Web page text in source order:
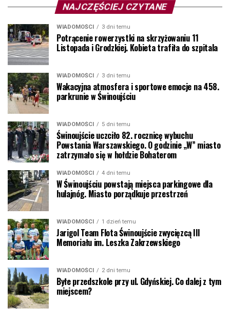
NAJCZĘŚCIEJ CZYTANE
WIADOMOŚCI 3 dni temu
Potrącenie rowerzystki na skrzyżowaniu 11
Listopada i Grodzkiej. Kobieta trafiła do szpitala
WIADOMOŚCI 3 dni temu
Wakacyjna atmosfera i sportowe emocje na 458.
parkrunie w Świnoujściu
WIADOMOŚCI 5 dni temu
Świnoujście uczciło 82. rocznicę wybuchu
Powstania Warszawskiego. O godzinie „W” miasto
zatrzymało się w hołdzie Bohaterom
WIADOMOŚCI 4 dni temu
W Świnoujściu powstają miejsca parkingowe dla
hulajnóg. Miasto porządkuje przestrzeń
WIADOMOŚCI 1 dzień temu
Jarigol Team Flota Świnoujście zwycięzcą III
Memoriału im. Leszka Zakrzewskiego
WIADOMOŚCI 2 dni temu
Byłe przedszkole przy ul. Gdyńskiej. Co dalej z tym
miejscem?